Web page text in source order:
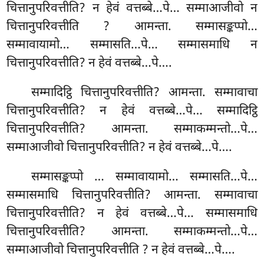
चित्तानुपरिवत्तीति? न हेवं वत्तब्बे…पे… सम्माआजीवो न
चित्तानुपरिवत्तीति ? आमन्ता. सम्मासङ्कप्पो…
सम्मावायामो… सम्मासति…पे… सम्मासमाधि न
चित्तानुपरिवत्तीति? न हेवं वत्तब्बे…पे….
सम्मादिट्ठि चित्तानुपरिवत्तीति? आमन्ता. सम्मावाचा
चित्तानुपरिवत्तीति? न हेवं वत्तब्बे…पे… सम्मादिट्ठि
चित्तानुपरिवत्तीति? आमन्ता. सम्माकम्मन्तो…पे…
सम्माआजीवो चित्तानुपरिवत्तीति? न हेवं वत्तब्बे…पे….
सम्मासङ्कप्पो … सम्मावायामो… सम्मासति…पे…
सम्मासमाधि चित्तानुपरिवत्तीति? आमन्ता. सम्मावाचा
चित्तानुपरिवत्तीति? न हेवं वत्तब्बे…पे… सम्मासमाधि
चित्तानुपरिवत्तीति? आमन्ता. सम्माकम्मन्तो…पे…
सम्माआजीवो चित्तानुपरिवत्तीति? न हेवं वत्तब्बे…पे….